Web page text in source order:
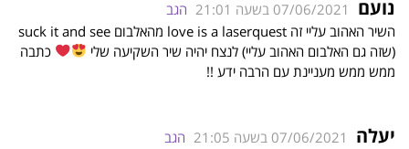
נועם 07/06/2021 בשעה 21:01
הגב
השיר האהוב עליי זה love is a laserquest מהאלבום suck it and see
(שזה גם האלבום האהוב עליי) לנצח יהיה שיר השקיעה שלי
כתבה
ממש ממש מעניינת עם הרבה ידע !!
יעלה 07/06/2021 בשעה 21:05
הגב